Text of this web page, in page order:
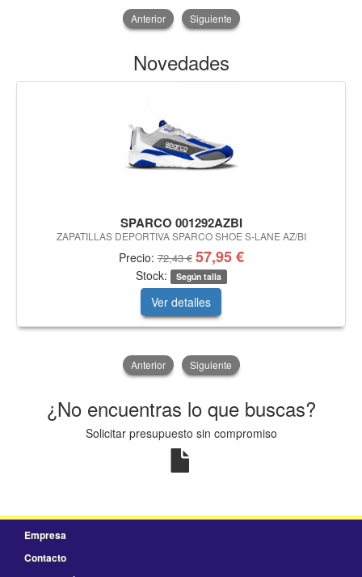
Anterior Siguiente
Novedades
SPARCO 001292AZBI
ZAPATILLAS DEPORTIVA SPARCO SHOE S-LANE AZ/BI
Precio:72,43 € 57,95 €
Stock: Según talla
Ver detalles
Anterior Siguiente
¿No encuentras lo que buscas?
Solicitar presupuesto sin compromiso
Empresa
Contacto